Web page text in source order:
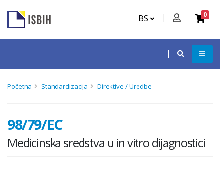
BS 0
Početna Standardizacija Direktive / Uredbe
98/79/EC
Medicinska sredstva u in vitro dijagnostici